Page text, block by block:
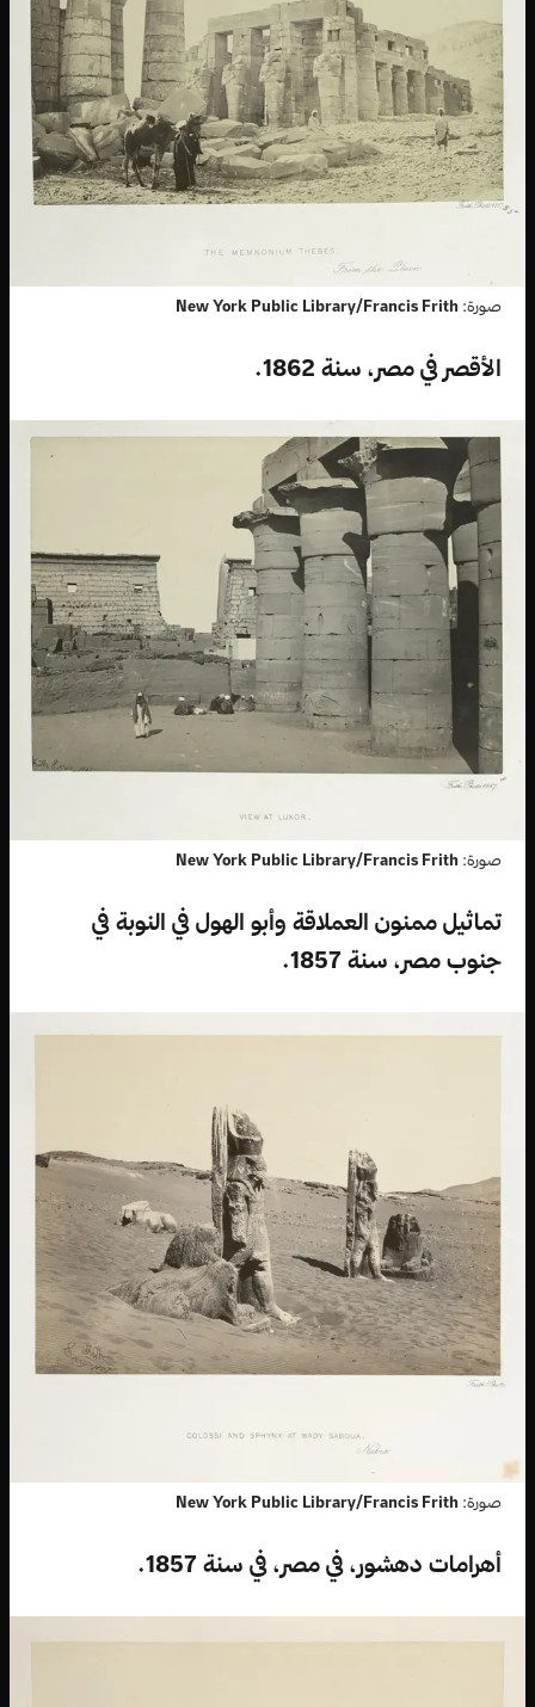
صورة: New York Public Library/Francis Frith
الأقصر في مصر، سنة 1862.
صورة: New York Public Library/Francis Frith
تماثيل ممنون العملاقة وأبو الهول في النوبة في
جنوب مصر، سنة 1857.
صورة: New York Public Library/Francis Frith
أهرامات دهشور، في مصر، في سنة 1857.